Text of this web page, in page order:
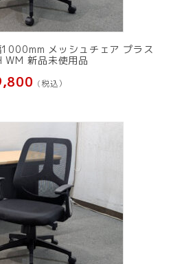
メッシュチェア プラス
WM 新品未使用品
(税込）